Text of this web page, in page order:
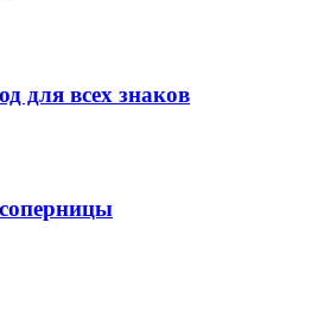
для всех знаков